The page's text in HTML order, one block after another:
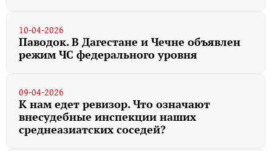
10-04-2026
Паводок. В Дагестане и Чечне объявлен
режим ЧС федерального уровня
09-04-2026
К нам едет ревизор. Что означают
внесудебные инспекции наших
среднеазиатских соседей?